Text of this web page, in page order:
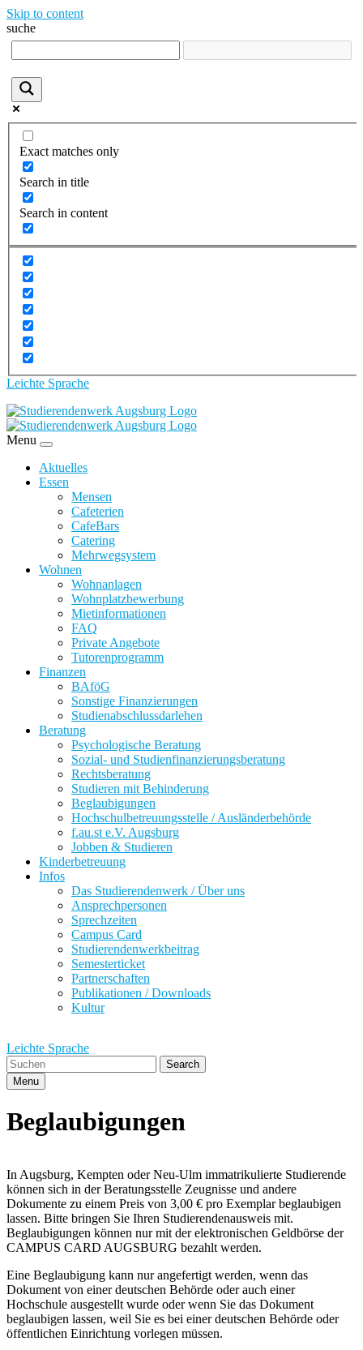
Skip to content
suche
Exact matches only
Search in title
Search in content
Leichte Sprache
Menu
Aktuelles
Essen
Mensen
Cafeterien
CafeBars
Catering
Mehrwegsystem
Wohnen
Wohnanlagen
Wohnplatzbewerbung
Mietinformationen
FAQ
Private Angebote
Tutorenprogramm
Finanzen
BAföG
Sonstige Finanzierungen
Studienabschlussdarlehen
Beratung
Psychologische Beratung
Sozial- und Studienfinanzierungsberatung
Rechtsberatung
Studieren mit Behinderung
Beglaubigungen
Hochschulbetreuungsstelle / Ausländerbehörde
f.au.st e.V. Augsburg
Jobben & Studieren
Kinderbetreuung
Infos
Das Studierendenwerk / Über uns
Ansprechpersonen
Sprechzeiten
Campus Card
Studierendenwerkbeitrag
Semesterticket
Partnerschaften
Publikationen / Downloads
Kultur
Leichte Sprache
Search
Menu
Beglaubigungen
In Augsburg, Kempten oder Neu-Ulm immatrikulierte Studierende
können sich in der Beratungsstelle Zeugnisse und andere
Dokumente zu einem Preis von 3,00 € pro Exemplar beglaubigen
lassen. Bitte bringen Sie Ihren Studierendenausweis mit.
Beglaubigungen können nur mit der elektronischen Geldbörse der
CAMPUS CARD AUGSBURG bezahlt werden.
Eine Beglaubigung kann nur angefertigt werden, wenn das
Dokument von einer deutschen Behörde oder auch einer
Hochschule ausgestellt wurde oder wenn Sie das Dokument
beglaubigen lassen, weil Sie es bei einer deutschen Behörde oder
öffentlichen Einrichtung vorlegen müssen.